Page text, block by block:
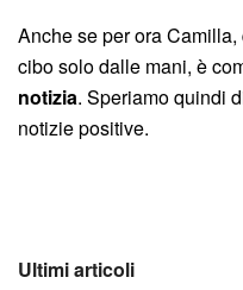
Anche se per ora
cibo solo dalle mani, è
notizia. Speriamo quindi
notizie positive.
Ultimi articoli